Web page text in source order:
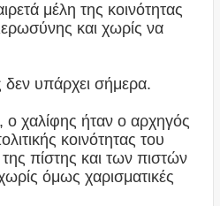
μέλη της κοινότητας
και χωρίς να
υπάρχει σήμερα.
χαλίφης ήταν ο αρχηγός
κοινότητας του
πίστης και των πιστών
όμως χαρισματικές